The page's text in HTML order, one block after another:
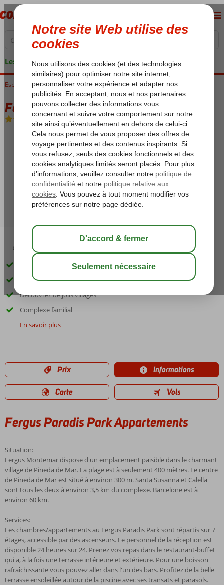
Les garanties de vacances
Espagne Costa Brava Pineda de Mar Fergus Paradis Park Appartements
Fergus Paradis Park Appartements
Logement-Appartement
02:40 sauver
Séjour en studio ou appartement
All inclusive possible
Découvrez de jolis villages
Complexe familial
En savoir plus
Prix Informations
Carte Vols
Fergus Paradis Park Appartements
Situation:
Fergus Montemar dispose d'un emplacement paisible dans le charmant
village de Pineda de Mar. La plage est à seulement 400 mètres. Le centre
de Pineda de Mar est situé à environ 300 m. Santa Susanna et Calella
sont tous les deux à environ 3,5 km du complexe. Barcelone est à
environ 60 km.
Services:
Les chambres/appartements au Fergus Paradis Park sont répartis sur 7
étages, accessible par des ascenseurs. Le personnel de la réception est
disponible 24 heures sur 24. Prenez vos repas dans le restaurant-buffet
qui a, à la fois une terrasse intérieure et extérieure. Pour une boisson
rafraîchissante vous pouvez aller dans l'un des bars. Profitez de la belle
terrasse ensoleillée autour de la piscine avec ses transats et parasols.